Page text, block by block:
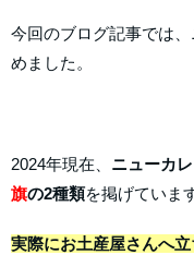
今回のブログ記事では
めました。
2024年現在、 ニューカ
旗の2種類を掲げていま
実際にお土産屋さんへ